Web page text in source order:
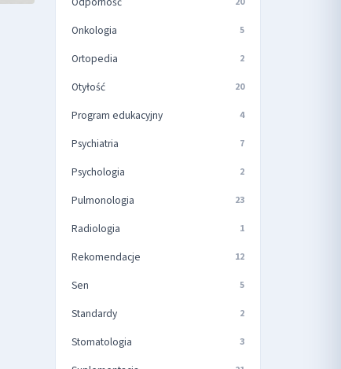
Onkologia 5
Ortopedia 2
Otyłość 20
Program edukacyjny 4
Psychiatria 7
Psychologia 2
Pulmonologia 23
Radiologia 1
Rekomendacje 12
Sen 5
Standardy 2
Stomatologia 3